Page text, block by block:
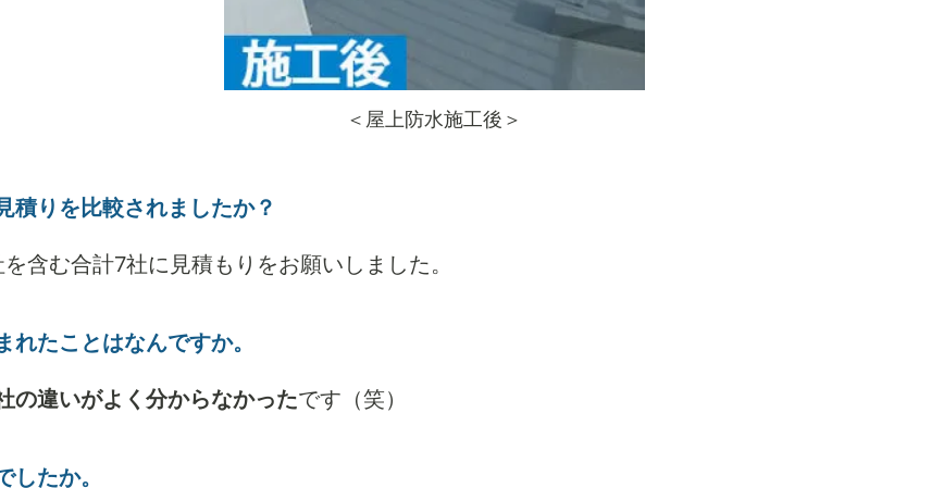
＜屋上防水施工後＞
りを比較されましたか？
含む合計7社に見積もりをお願いしました。
たことはなんですか。
の違いがよく分からなかったです（笑）
たか。